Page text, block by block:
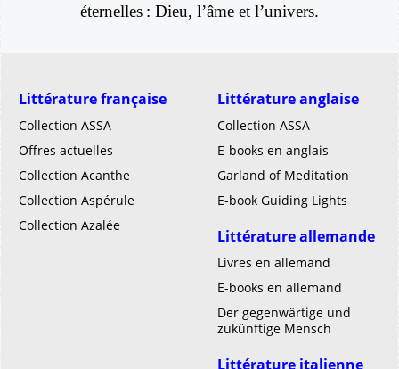
éternelles : Dieu, l’âme et l’univers.
Littérature française
Collection ASSA
Offres actuelles
Collection Acanthe
Collection Aspérule
Collection Azalée
Littérature anglaise
Collection ASSA
E-books en anglais
Garland of Meditation
E-book Guiding Lights
Littérature allemande
Livres en allemand
E-books en allemand
Der gegenwärtige und
zukünftige Mensch
Littérature italienne